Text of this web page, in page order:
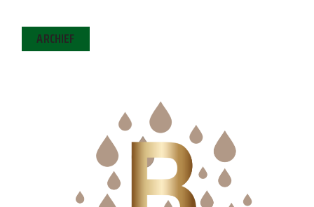
ARCHIEF